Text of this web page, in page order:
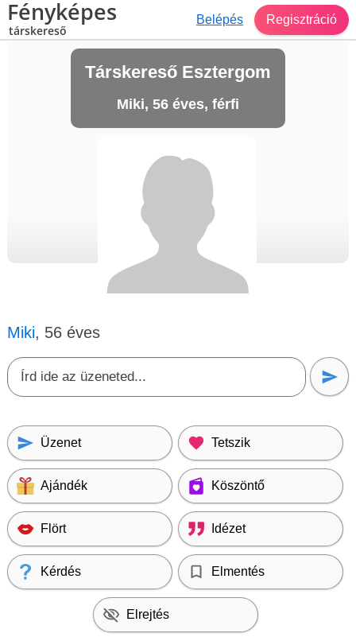
Fényképes
társkereső
Belépés Regisztráció
Társkereső Esztergom
Miki, 56 éves, férfi
Miki, 56 éves
Üzenet Tetszik
Ajándék Köszöntő
Flört Idézet
Kérdés Elmentés
Elrejtés